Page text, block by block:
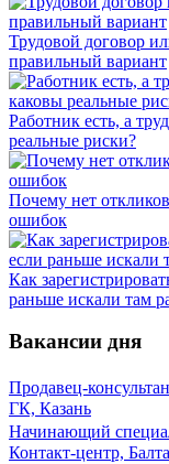
Трудовой договор
правильный вариант
Работник есть, а
реальные риски?
Почему нет
ошибок
Как
раньше искали там
Вакансии дня
Продавец-
ГК, Казань
Начинающий
Контакт-центр,